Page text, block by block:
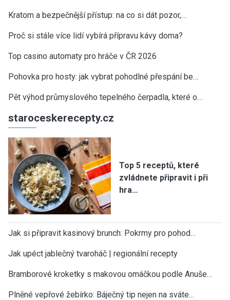
Kratom a bezpečnější přístup: na co si dát pozor,…
Proč si stále více lidí vybírá přípravu kávy doma?
Top casino automaty pro hráče v ČR 2026
Pohovka pro hosty: jak vybrat pohodlné přespání be…
Pět výhod průmyslového tepelného čerpadla, které o…
staroceskerecepty.cz
Top 5 receptů, které
zvládnete připravit i při
hra…
Jak si připravit kasinový brunch: Pokrmy pro pohod…
Jak upéct jablečný tvaroháč | regionální recepty
Bramborové kroketky s makovou omáčkou podle Anuše…
Plněné vepřové žebírko: Báječný tip nejen na sváte…